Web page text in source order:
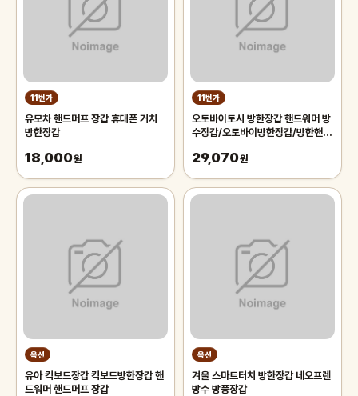
11번가
유모차 핸드머프 장갑 휴대폰 거치
방한장갑
18,000원
11번가
오토바이토시 방한장갑 핸드워머 방
수장갑/오토바이방한장갑/방한핸드
손토
29,070원
옥션
유아 킥보드장갑 킥보드방한장갑 핸
드워머 핸드머프 장갑
옥션
겨울 스마트터치 방한장갑 네오프렌
방수 방풍장갑